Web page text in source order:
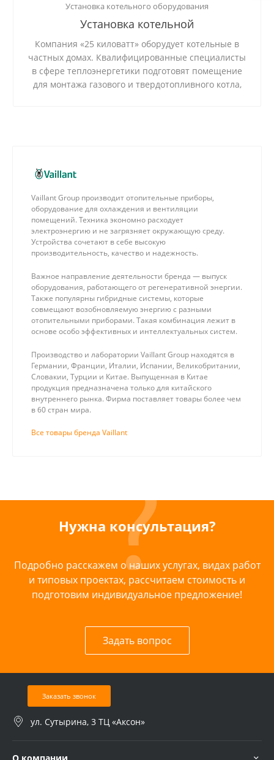
Установка котельного оборудования
Установка котельной
Компания «25 киловатт» оборудует котельные в
частных домах. Квалифицированные специалисты
в сфере теплоэнергетики подготовят помещение
для монтажа газового и твердотопливного котла,
Vaillant Group производит отопительные приборы,
оборудование для охлаждения и вентиляции
помещений. Техника экономно расходует
электроэнергию и не загрязняет окружающую среду.
Устройства сочетают в себе высокую
производительность, качество и надежность.
Важное направление деятельности бренда — выпуск
оборудования, работающего от регенеративной энергии.
Также популярны гибридные системы, которые
совмещают возобновляемую энергию с разными
отопительными приборами. Такая комбинация лежит в
основе особо эффективных и интеллектуальных систем.
Производство и лаборатории Vaillant Group находятся в
Германии, Франции, Италии, Испании, Великобритании,
Словакии, Турции и Китае. Выпущенная в Китае
продукция предназначена только для китайского
внутреннего рынка. Фирма поставляет товары более чем
в 60 стран мира.
Все товары бренда Vaillant
Нужна консультация?
Подробно расскажем о наших услугах, видах работ
и типовых проектах, рассчитаем стоимость и
подготовим индивидуальное предложение!
Задать вопрос
Заказать звонок
ул. Сутырина, 3 ТЦ «Аксон»
О компании